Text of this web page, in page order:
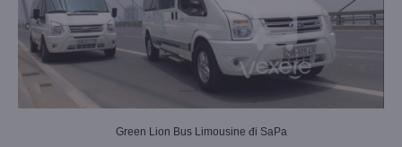
Green Lion Bus Limousine đi SaPa